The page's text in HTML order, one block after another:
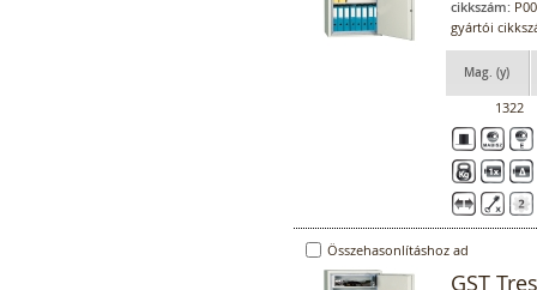
cikkszám:
gyártói
Mag. (y)
1322
Összehasonlításhoz ad
GST